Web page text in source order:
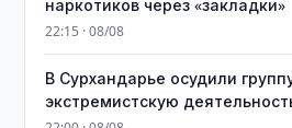
наркотиков через «закладки»
22:15 · 08/08
В Сурхандарье осудили
экстремистскую